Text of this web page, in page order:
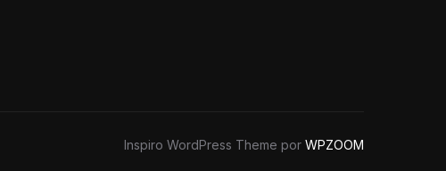
Inspiro WordPress Theme por WPZOOM